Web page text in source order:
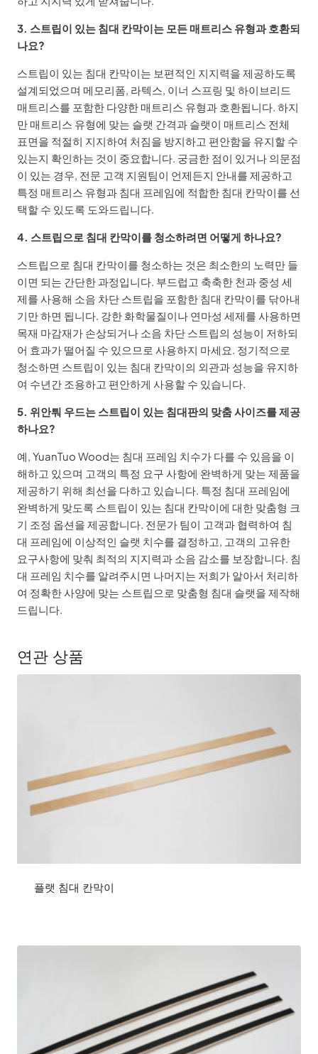
3. 스트립이 있는 침대 칸막이는 모든 매트리스 유형과 호환되
나요?
스트립이 있는 침대 칸막이는 보편적인 지지력을 제공하도록
설계되었으며 메모리폼, 라텍스, 이너 스프링 및 하이브리드
매트리스를 포함한 다양한 매트리스 유형과 호환됩니다. 하지
만 매트리스 유형에 맞는 슬랫 간격과 슬랫이 매트리스 전체
표면을 적절히 지지하여 처짐을 방지하고 편안함을 유지할 수
있는지 확인하는 것이 중요합니다. 궁금한 점이 있거나 의문점
이 있는 경우, 전문 고객 지원팀이 언제든지 안내를 제공하고
특정 매트리스 유형과 침대 프레임에 적합한 침대 칸막이를 선
택할 수 있도록 도와드립니다.
4. 스트립으로 침대 칸막이를 청소하려면 어떻게 하나요?
스트립으로 침대 칸막이를 청소하는 것은 최소한의 노력만 들
이면 되는 간단한 과정입니다. 부드럽고 축축한 천과 중성 세
제를 사용해 소음 차단 스트립을 포함한 침대 칸막이를 닦아내
기만 하면 됩니다. 강한 화학물질이나 연마성 세제를 사용하면
목재 마감재가 손상되거나 소음 차단 스트립의 성능이 저하되
어 효과가 떨어질 수 있으므로 사용하지 마세요. 정기적으로
청소하면 스트립이 있는 침대 칸막이의 외관과 성능을 유지하
여 수년간 조용하고 편안하게 사용할 수 있습니다.
5. 위안퉈 우드는 스트립이 있는 침대판의 맞춤 사이즈를 제공
하나요?
예, YuanTuo Wood는 침대 프레임 치수가 다를 수 있음을 이
해하고 있으며 고객의 특정 요구 사항에 완벽하게 맞는 제품을
제공하기 위해 최선을 다하고 있습니다. 특정 침대 프레임에
완벽하게 맞도록 스트립이 있는 침대 칸막이에 대한 맞춤형 크
기 조정 옵션을 제공합니다. 전문가 팀이 고객과 협력하여 침
대 프레임에 이상적인 슬랫 치수를 결정하고, 고객의 고유한
요구사항에 맞춰 최적의 지지력과 소음 감소를 보장합니다. 침
대 프레임 치수를 알려주시면 나머지는 저희가 알아서 처리하
여 정확한 사양에 맞는 스트립으로 맞춤형 침대 슬랫을 제작해
드립니다.
연관 상품
플랫 침대 칸막이